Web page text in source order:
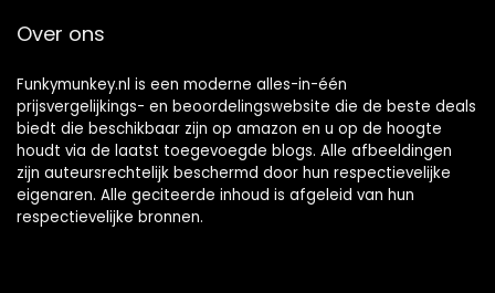
Over ons
Funkymunkey.nl is een moderne alles-in-één
prijsvergelijkings- en beoordelingswebsite die de beste deals
biedt die beschikbaar zijn op amazon en u op de hoogte
houdt via de laatst toegevoegde blogs. Alle afbeeldingen
zijn auteursrechtelijk beschermd door hun respectievelijke
eigenaren. Alle geciteerde inhoud is afgeleid van hun
respectievelijke bronnen.